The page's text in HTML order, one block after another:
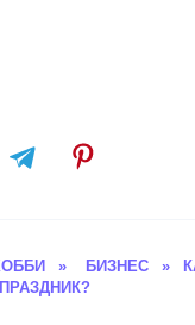
» БИЗНЕС »